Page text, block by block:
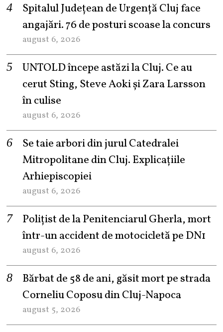
Spitalul Județean de Urgență Cluj face
angajări. 76 de posturi scoase la concurs
august 6, 2026
UNTOLD începe astăzi la Cluj. Ce au
cerut Sting, Steve Aoki și Zara Larsson
în culise
august 6, 2026
Se taie arbori din jurul Catedralei
Mitropolitane din Cluj. Explicațiile
Arhiepiscopiei
august 6, 2026
Polițist de la Penitenciarul Gherla, mort
într-un accident de motocicletă pe DN1
august 6, 2026
Bărbat de 58 de ani, găsit mort pe strada
Corneliu Coposu din Cluj-Napoca
august 5, 2026